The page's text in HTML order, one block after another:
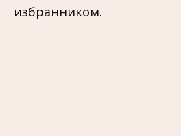
избранником.